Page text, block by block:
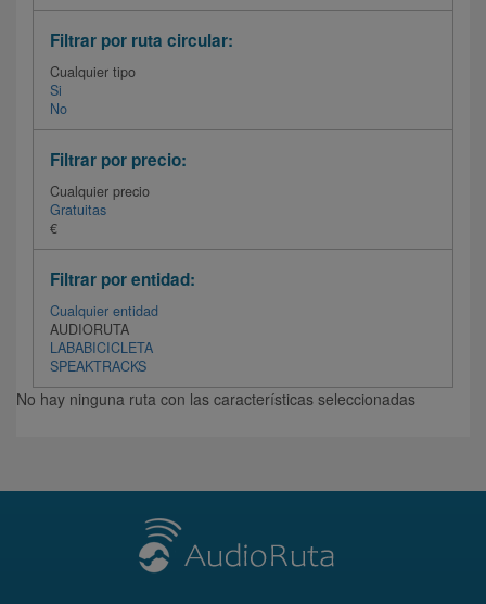
Filtrar por ruta circular:
Cualquier tipo
Si
No
Filtrar por precio:
Cualquier precio
Gratuitas
€
Filtrar por entidad:
Cualquier entidad
AUDIORUTA
LABABICICLETA
SPEAKTRACKS
No hay ninguna ruta con las características seleccionadas